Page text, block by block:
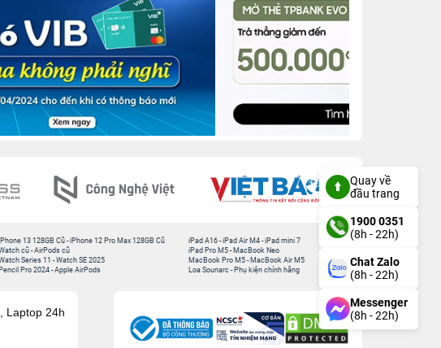
13 128GB Cũ -iPhone 12 Pro Max 128GB Cũ
cũ-AirPods cũ
Series 11 -Watch SE 2025
Pencil Pro 2024 -Apple AirPods
iPad A16 -iPad Air M4 -iPad mini 7
iPad Pro M5 - MacBook Neo
MacBook Pro M5 - MacBook Air M5
Loa Sounarc - Phụ kiện chính hãng
Laptop 24h
Quay về
đầu trang
1900 0351
(8h - 22h)
Chat Zalo
(8h - 22h)
Messenger
(8h - 22h)